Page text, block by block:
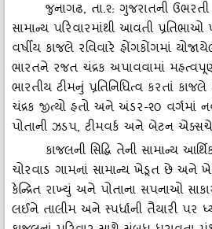
જુનાગઢ, તા.૨: ગુજરાતની
સામાન્‍ય પરિવારમાંથી આવતી
વર્ષીય કાજલે રવિવારે હોંગકોંગમાં
ભારતને રજત ચંદ્રક અપાવવામાં
ભારતીય ટીમનું પ્રતિનિધિત્‍વ કરતાં
ચંદ્રક જીત્‍યો હતો અને અંડર-૨૦ વર્ગમાં
પોતાની ઝડપ, ટીમવર્ક અને બેટન
કાજલની સિદ્ધિ તેની સામાન્‍ય
ચોરવાડ ગામનાં સામાન્‍ય ખેડૂત છે અને
કેન્‍દ્રિત રાખ્‍યું અને પોતાના સપનાઓ
લઈને તાલીમ અને સ્‍પર્ધાની તૈયારી પર